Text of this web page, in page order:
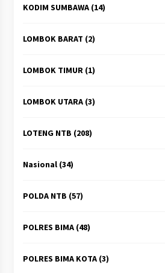
KODIM SUMBAWA(14)
LOMBOK BARAT (2)
LOMBOK TIMUR(1)
LOMBOK UTARA(3)
LOTENG NTB (208)
Nasional(34)
POLDA NTB (57)
POLRES BIMA(48)
POLRES BIMA KOTA(3)